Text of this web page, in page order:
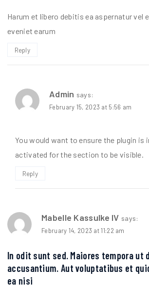
Harum et libero debitis ea aspernatur vel
eveniet earum
Reply
Admin says:
February 15, 2023 at 5:56 am
You would want to ensure the plugin is
activated for the section to be visible.
Reply
Mabelle Kassulke IV says:
February 14, 2023 at 11:22 am
In odit sunt sed. Maiores tempora ut
accusantium. Aut voluptatibus et
ea nisi